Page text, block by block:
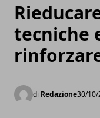
tecniche
di Redazione30/10/